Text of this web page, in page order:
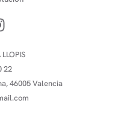
22
46005 Valencia